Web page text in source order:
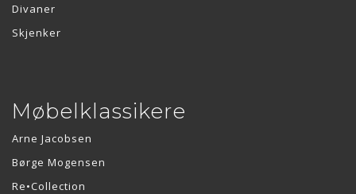
Divaner
Skjenker
Møbelklassikere
Arne Jacobsen
Børge Mogensen
Re•Collection